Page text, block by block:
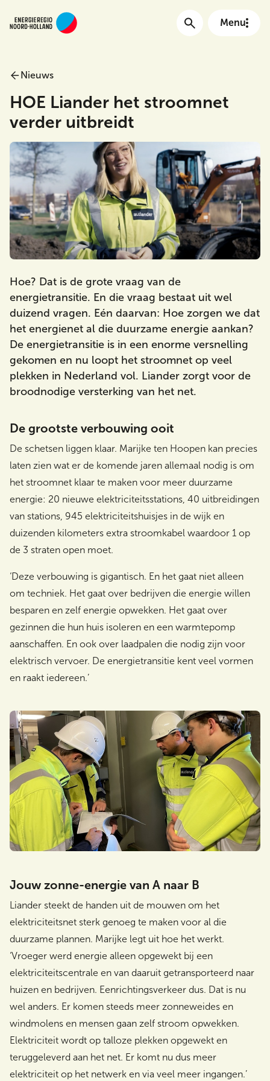
Menu
Meta Menu
Zoeken
Nieuws
HOE Liander het stroomnet
verder uitbreidt
Hoe? Dat is de grote vraag van de
energietransitie. En die vraag bestaat uit wel
duizend vragen. Eén daarvan: Hoe zorgen we dat
het energienet al die duurzame energie aankan?
De energietransitie is in een enorme versnelling
gekomen en nu loopt het stroomnet op veel
plekken in Nederland vol. Liander zorgt voor de
broodnodige versterking van het net.
De grootste verbouwing ooit
De schetsen liggen klaar. Marijke ten Hoopen kan precies
laten zien wat er de komende jaren allemaal nodig is om
het stroomnet klaar te maken voor meer duurzame
energie: 20 nieuwe elektriciteitsstations, 40 uitbreidingen
van stations, 945 elektriciteitshuisjes in de wijk en
duizenden kilometers extra stroomkabel waardoor 1 op
de 3 straten open moet.
‘Deze verbouwing is gigantisch. En het gaat niet alleen
om techniek. Het gaat over bedrijven die energie willen
besparen en zelf energie opwekken. Het gaat over
gezinnen die hun huis isoleren en een warmtepomp
aanschaffen. En ook over laadpalen die nodig zijn voor
elektrisch vervoer. De energietransitie kent veel vormen
en raakt iedereen.’
Jouw zonne-energie van A naar B
Liander steekt de handen uit de mouwen om het
elektriciteitsnet sterk genoeg te maken voor al die
duurzame plannen. Marijke legt uit hoe het werkt.
‘Vroeger werd energie alleen opgewekt bij een
elektriciteitscentrale en van daaruit getransporteerd naar
huizen en bedrijven. Eenrichtingsverkeer dus. Dat is nu
wel anders. Er komen steeds meer zonneweides en
windmolens en mensen gaan zelf stroom opwekken.
Elektriciteit wordt op talloze plekken opgewekt en
teruggeleverd aan het net. Er komt nu dus meer
elektriciteit op het netwerk en via veel meer ingangen.’